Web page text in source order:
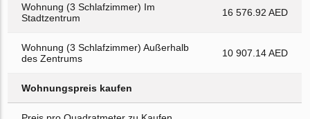
Wohnung (3 Schlafzimmer) Im
Stadtzentrum
16 576.92 AED
Wohnung (3 Schlafzimmer) Außerhalb
des Zentrums
10 907.14 AED
Wohnungspreis kaufen